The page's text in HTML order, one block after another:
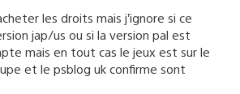
les droits mais j’ignore si ce
jap/us ou si la version pal est
mais en tout cas le jeux est sur le
et le psblog uk confirme sont